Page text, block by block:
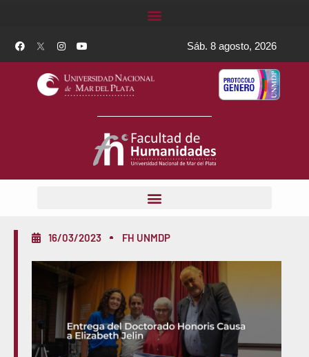
Sáb. 8 agosto, 2026
16/03/2023 FH UNMDP